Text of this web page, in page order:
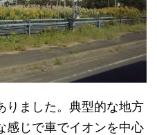
りました。典型的な地方
感じで車でイオンを中心